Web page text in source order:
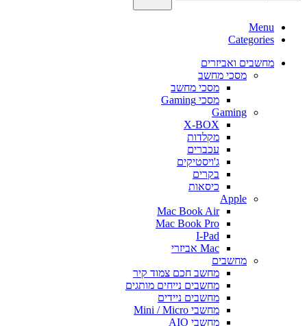
Menu
Categories
מחשבים ואביזרים
מסכי מחשב
מסכי מחשב
מסכי Gaming
Gaming
X-BOX
מקלדות
עכברים
ג'ויסטיקים
בקרים
כיסאות
Apple
Mac Book Air
Mac Book Pro
I-Pad
Mac אביזרי
מחשבים
מחשב חכם צמוד קיר
מחשבים נייחים מותגים
מחשבים ניידים
מחשבי Mini / Micro
מחשבי AIO